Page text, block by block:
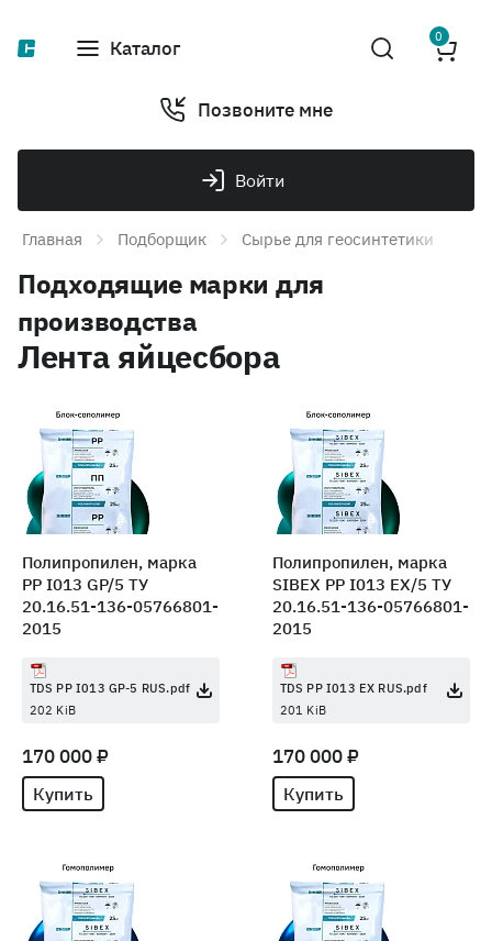
Каталог 0
Позвоните мне
Войти
Главная Подборщик Сырье для геосинтетики
Подходящие марки для
производства
Лента яйцесбора
Полипропилен, марка
PP I013 GP/5 ТУ
20.16.51-136-05766801-
2015
TDS PP I013 GP-5 RUS.pdf
202 KiB
170 000 ₽
Купить
Полипропилен, марка
SIBEX PP I013 EX/5 ТУ
20.16.51-136-05766801-
2015
TDS PP I013 EX RUS.pdf
201 KiB
170 000 ₽
Купить